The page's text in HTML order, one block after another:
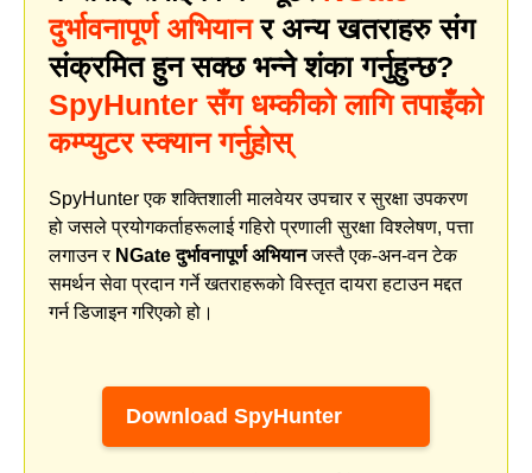
दुर्भावनापूर्ण अभियानर अन्य खतराहरु संग
संक्रमित हुन सक्छ भन्ने शंका गर्नुहुन्छ?
SpyHunter सँग धम्कीको लागि तपाइँको
कम्प्युटर स्क्यान गर्नुहोस्
SpyHunter एक शक्तिशाली मालवेयर उपचार र सुरक्षा उपकरण
हो जसले प्रयोगकर्ताहरूलाई गहिरो प्रणाली सुरक्षा विश्लेषण, पत्ता
लगाउन र NGate दुर्भावनापूर्ण अभियानजस्तै एक-अन-वन टेक
समर्थन सेवा प्रदान गर्ने खतराहरूको विस्तृत दायरा हटाउन मद्दत
गर्न डिजाइन गरिएको हो।
Download SpyHunter